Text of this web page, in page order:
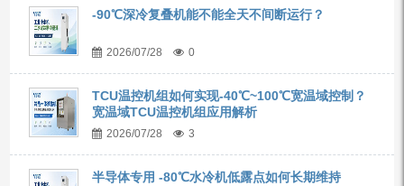
-90℃深冷复叠机能不能全天不间断运行？
2026/07/28 0
TCU温控机组如何实现-40℃~100℃宽温域控制？
宽温域TCU温控机组应用解析
2026/07/28 3
半导体专用 -80℃水冷机低露点如何长期维持